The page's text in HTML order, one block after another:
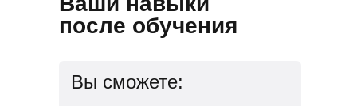
Вы сможете:
после обучения